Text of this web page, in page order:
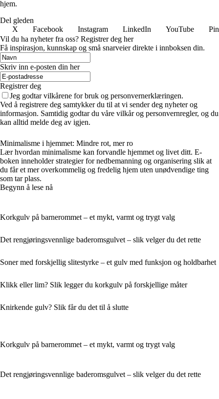
hjem.
Del gleden
X
Facebook Instagram LinkedIn YouTube
Vil du ha nyheter fra oss? Registrer deg her
Få inspirasjon, kunnskap og små snarveier direkte i innboksen din.
Skriv inn e-posten din her
Registrer deg
Jeg godtar vilkårene for bruk og personvernerklæringen.
Ved å registrere deg samtykker du til at vi sender deg nyheter og
informasjon. Samtidig godtar du våre vilkår og personvernregler, og du
kan alltid melde deg av igjen.
Minimalisme i hjemmet: Mindre rot, mer ro
Lær hvordan minimalisme kan forvandle hjemmet og livet ditt. E-
boken inneholder strategier for nedbemanning og organisering slik at
du får et mer overkommelig og fredelig hjem uten unødvendige ting
som tar plass.
Begynn å lese nå
Korkgulv på barnerommet – et mykt, varmt og trygt valg
Det rengjøringsvennlige baderomsgulvet – slik velger du det rette
Soner med forskjellig slitestyrke – et gulv med funksjon og holdbarhet
Klikk eller lim? Slik legger du korkgulv på forskjellige måter
Knirkende gulv? Slik får du det til å slutte
Korkgulv på barnerommet – et mykt, varmt og trygt valg
Det rengjøringsvennlige baderomsgulvet – slik velger du det rette